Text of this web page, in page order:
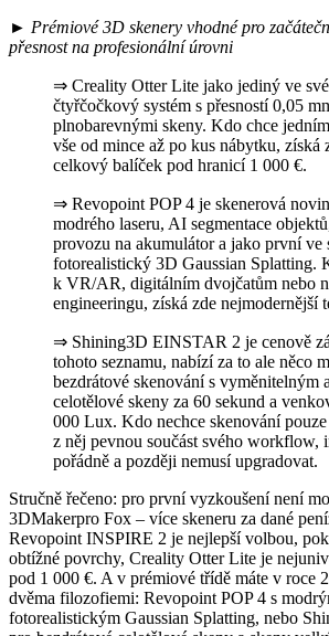
► Prémiové 3D skenery vhodné pro
přesnost na profesionální úrovni
⇒ Creality Otter Lite jako jediný ve
čtyřčočkový systém s přesností 0,05
plnobarevnými skeny. Kdo chce
vše od mince až po kus nábytku, získá
celkový balíček pod hranicí 1 000 €.
⇒ Revopoint POP 4 je skenerová
modrého laseru, AI segmentace
provozu na akumulátor a jako první ve
fotorealistický 3D Gaussian Splatting.
k VR/AR, digitálním dvojčatům nebo
engineeringu, získá zde nejmodernější
⇒ Shining3D EINSTAR 2 je cenově
tohoto seznamu, nabízí za to ale něco
bezdrátové skenování s vyměnitelným
celotělové skeny za 60 sekund a
000 Lux. Kdo nechce skenování
z něj pevnou součást svého workflow,
pořádně a později nemusí upgradovat.
Stručně řečeno: pro první vyzkoušení není
3DMakerpro Fox – více skeneru za dané
Revopoint INSPIRE 2 je nejlepší volbou,
obtížné povrchy, Creality Otter Lite je
pod 1 000 €. A v prémiové třídě máte v roce
dvěma filozofiemi: Revopoint POP 4 s
fotorealistickým Gaussian Splatting, nebo